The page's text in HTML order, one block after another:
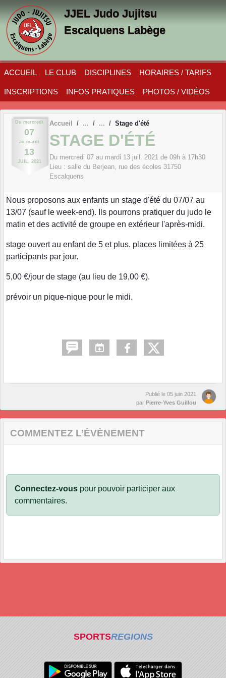
JJEL Judo Jujitsu
Escalquens Labège
ACCUEIL LE CLUB DISCIPLINES HORAIRES / TARIFS
INSCRIPTIONS INFOS PRATIQUES PHOTOS / VIDÉOS
Du mercredi
07
au mardi
13
JUIL. 2021
Accueil Stage d'été
STAGE D'ÉTÉ
Du mercredi 07 au mardi 13 juil. 2021 de 09h à 17h30
Lieu : salle du Berjean, rue des écoles 31750
Escalquens
Nous proposons aux enfants un stage d'été du 07/07 au
13/07 (sauf le week-end). Ils pourrons pratiquer du judo le
matin et des activité de groupe en extérieur l'après-midi.
stage ouvert au enfant de 5 et plus. places limitées à 25
participants par jour.
5,00 €/jour de stage (au lieu de 19,00 €).
prévoir un pique-nique pour le midi.
Publié le 05 juin 2021
par Pierre-Yves Guillou
COMMENTEZ L’ÉVÈNEMENT
Connectez-vous pour pouvoir participer aux
commentaires.
SPORTSREGIONS
Panneau de gestion des cookies